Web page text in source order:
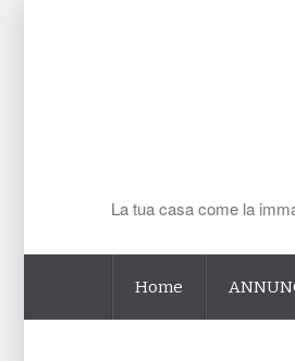
La tua casa come la
Home